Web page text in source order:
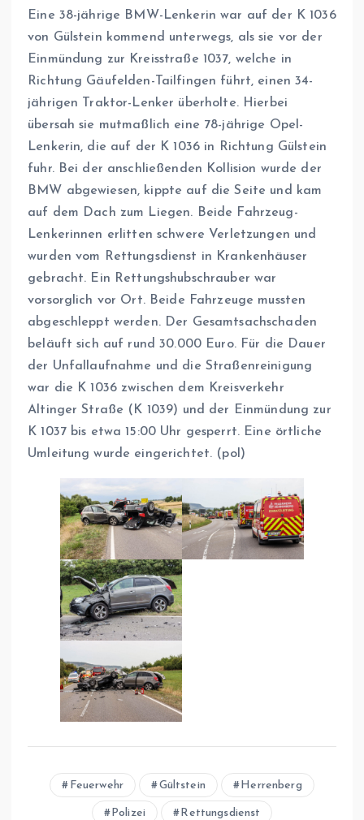
Eine 38-jährige BMW-Lenkerin war auf der K 1036
von Gülstein kommend unterwegs, als sie vor der
Einmündung zur Kreisstraße 1037, welche in
Richtung Gäufelden-Tailfingen führt, einen 34-
jährigen Traktor-Lenker überholte. Hierbei
übersah sie mutmaßlich eine 78-jährige Opel-
Lenkerin, die auf der K 1036 in Richtung Gülstein
fuhr. Bei der anschließenden Kollision wurde der
BMW abgewiesen, kippte auf die Seite und kam
auf dem Dach zum Liegen. Beide Fahrzeug-
Lenkerinnen erlitten schwere Verletzungen und
wurden vom Rettungsdienst in Krankenhäuser
gebracht. Ein Rettungshubschrauber war
vorsorglich vor Ort. Beide Fahrzeuge mussten
abgeschleppt werden. Der Gesamtsachschaden
beläuft sich auf rund 30.000 Euro. Für die Dauer
der Unfallaufnahme und die Straßenreinigung
war die K 1036 zwischen dem Kreisverkehr
Altinger Straße (K 1039) und der Einmündung zur
K 1037 bis etwa 15:00 Uhr gesperrt. Eine örtliche
Umleitung wurde eingerichtet. (pol)
Feuerwehr Gültstein Herrenberg
Polizei Rettungsdienst